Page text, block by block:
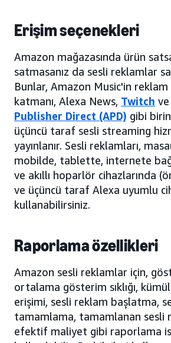
Erişim seçenekleri
Amazon mağazasında ürün
satmasanız da sesli reklamlar
Bunlar, Amazon Music'in
katmanı, Alexa News, Twitch ve
Publisher Direct (APD) gibi
üçüncü taraf sesli streaming
yayınlanır. Sesli reklamları,
mobilde, tablette, internete
ve akıllı hoparlör cihazlarında
ve üçüncü taraf Alexa uyumlu
kullanabilirsiniz.
Raporlama özellikleri
Amazon sesli reklamlar için,
ortalama gösterim sıklığı,
erişimi, sesli reklam başlatma,
tamamlama, tamamlanan sesli
efektif maliyet gibi raporlama